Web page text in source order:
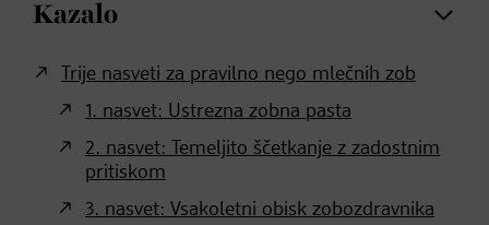
Kazalo
Trije nasveti za pravilno nego mlečnih zob
1. nasvet: Ustrezna zobna pasta
2. nasvet: Temeljito ščetkanje z zadostnim
pritiskom
3. nasvet: Vsakoletni obisk zobozdravnika